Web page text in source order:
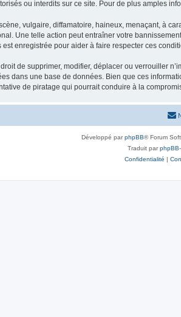
ou interdits sur ce site. Pour de plus amples
vulgaire, diffamatoire, haineux, menaçant, à
Une telle action peut entraîner votre
enregistrée pour aider à faire respecter ces
de supprimer, modifier, déplacer ou verrouiller
dans une base de données. Bien que ces
de piratage qui pourrait conduire à la
Développé parphpBB® Forum
Traduit par
Confidentialité |